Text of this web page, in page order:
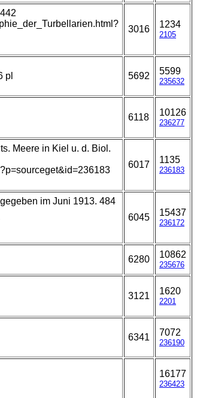
3016 1234
2105
pl 5692 5599
235632
6118 10126
236277
Meere in Kiel u. d. Biol.
6017 1135
236183
im Juni 1913. 484
6045 15437
236172
6280 10862
235676
3121 1620
2201
6341 7072
236190
16177
236423